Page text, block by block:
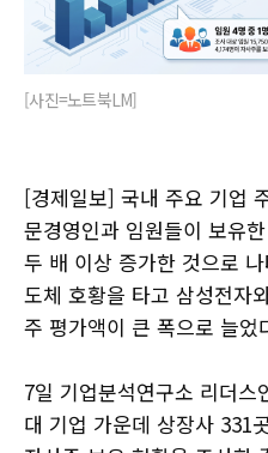
[사진=노트북LM]
[경제일보] 국내 주요 기업
문경영인과 임원들이 보유
두 배 이상 증가한 것으로
도체 호황을 타고 삼성전자
주 평가액이 큰 폭으로 늘었
7일 기업분석연구소 리더
대 기업 가운데 상장사 331